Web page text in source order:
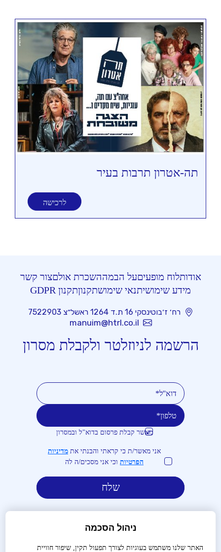
תה-אטרון תרבות בעיר
לרכישה
אודותלוח מופעיםעל הבמההשכרת אולםצור קשר
מידע שימושיתנאי שימושתקנוןתקנון GDPR
רח׳ ז׳בוטינסקי 16 ת.ד 1264 ראשל״צ 7522903
manuim@htrl.co.il
הרשמה לניוזלטר ולקבלת מסרון
מאשר קבלת פרסום בדוא"ל ובמסרון
אני מאשר/ת כי קראתי והבנתי את מדיניות
הפרטיות וכי אני מסכים/ה לה
ניהול הסכמה
האתר שלנו משתמש בעוגיות לצורך תפעול תקין, שיפור חוויית